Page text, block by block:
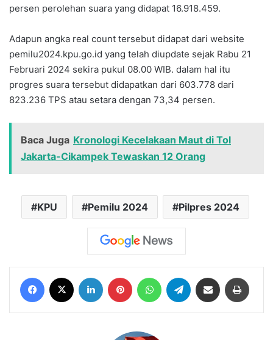
persen perolehan suara yang didapat 16.918.459.
Adapun angka real count tersebut didapat dari website
pemilu2024.kpu.go.id yang telah diupdate sejak Rabu 21
Februari 2024 sekira pukul 08.00 WIB. dalam hal itu
progres suara tersebut didapatkan dari 603.778 dari
823.236 TPS atau setara dengan 73,34 persen.
Baca Juga Kronologi Kecelakaan Maut di Tol
Jakarta-Cikampek Tewaskan 12 Orang
KPU Pemilu 2024 Pilpres 2024
Facebook LinkedIn Pinterest WhatsAppTelegram Share via Email